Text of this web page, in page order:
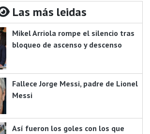
Las más leidas
Mikel Arriola rompe el silencio tras
bloqueo de ascenso y descenso
Fallece Jorge Messi, padre de Lionel
Messi
Así fueron los goles con los que